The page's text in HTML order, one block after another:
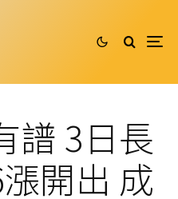
譜 3日長
開出 成